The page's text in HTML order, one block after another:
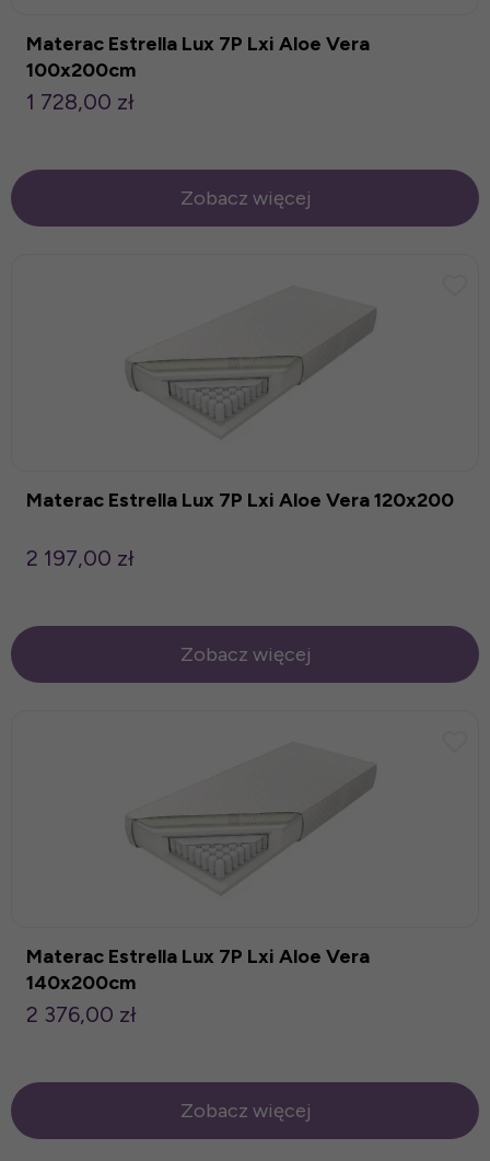
Materac Estrella Lux 7P Lxi Aloe Vera
100x200cm
1 728,00 zł
Zobacz więcej
Materac Estrella Lux 7P Lxi Aloe Vera 120x200
2 197,00 zł
Zobacz więcej
Materac Estrella Lux 7P Lxi Aloe Vera
140x200cm
2 376,00 zł
Zobacz więcej